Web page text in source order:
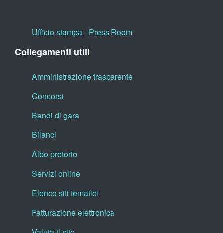
Ufficio stampa - Press Room
Collegamenti utili
Amministrazione trasparente
Concorsi
Bandi di gara
Bilanci
Albo pretorio
Servizi online
Elenco siti tematici
Fatturazione elettronica